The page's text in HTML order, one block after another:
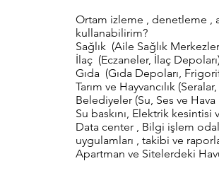
Ortam izleme , denetleme ,
kullanabilirim?
Sağlık (Aile Sağlık
İlaç (Eczaneler, İlaç
Gıda (Gıda Depoları,
Tarım ve Hayvancılık
Belediyeler (Su, Ses ve
Su baskını, Elektrik
Data center , Bilgi işlem
uygulamları , takibi ve
Apartman ve Sitelerdeki